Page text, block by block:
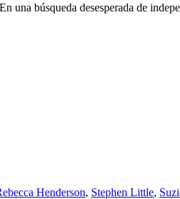
una búsqueda desesperada de
Henderson, Stephen Little,